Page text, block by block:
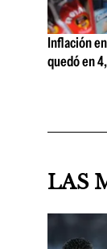
Inflación
quedó en
LAS